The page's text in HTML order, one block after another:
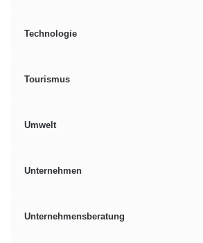
Technologie
Tourismus
Umwelt
Unternehmen
Unternehmensberatung